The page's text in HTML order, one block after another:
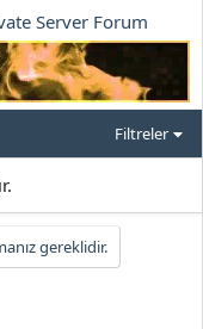
Filtreler
gereklidir.